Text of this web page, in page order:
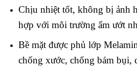
Chịu nhiệt tốt, không bị ảnh
hợp với môi trường ẩm ướt
Bề mặt được phủ lớp
chống xước, chống bám bụi,